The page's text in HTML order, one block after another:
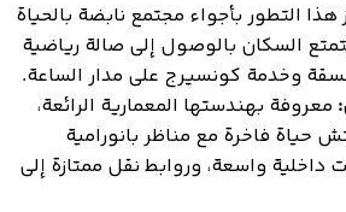
هذا التطور بأجواء مجتمع نابضة بالحياة
السكان بالوصول إلى صالة رياضية
وخدمة كونسيرج على مدار الساعة.
معروفة بهندستها المعمارية الرائعة،
حياة فاخرة مع مناظر بانورامية
داخلية واسعة، وروابط نقل ممتازة إلى